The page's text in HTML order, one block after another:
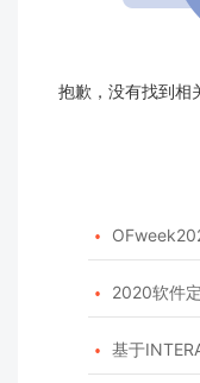
抱歉，没有找到相

 2020软件
 基于